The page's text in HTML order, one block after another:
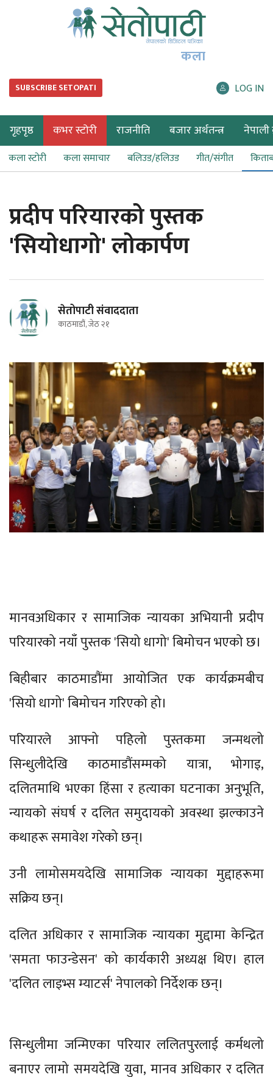
कला
SUBSCRIBE SETOPATI LOG IN
गृहपृष्ठ कभर स्टोरी राजनीति बजार अर्थतन्त्र नेपाली
कला स्टोरी कला समाचार बलिउड/हलिउड गीत/संगीत
प्रदीप परियारको पुस्तक
'सियोधागो' लोकार्पण
सेतोपाटी संवाददाता
काठमाडौं, जेठ २१
मानवअधिकार र सामाजिक न्यायका अभियानी प्रदीप
परियारको नयाँ पुस्तक 'सियो धागो' बिमोचन भएको छ।
बिहीबार काठमाडौंमा आयोजित एक कार्यक्रमबीच
'सियो धागो' बिमोचन गरिएको हो।
परियारले आफ्नो पहिलो पुस्तकमा जन्मथलो
सिन्धुलीदेखि काठमाडौंसम्मको यात्रा, भोगाइ,
दलितमाथि भएका हिंसा र हत्याका घटनाका अनुभूति,
न्यायको संघर्ष र दलित समुदायको अवस्था झल्काउने
कथाहरू समावेश गरेको छन्।
उनी लामोसमयदेखि सामाजिक न्यायका मुद्दाहरूमा
सक्रिय छन्।
दलित अधिकार र सामाजिक न्यायका मुद्दामा केन्द्रित
'समता फाउन्डेसन' को कार्यकारी अध्यक्ष थिए। हाल
'दलित लाइभ्स म्याटर्स' नेपालको निर्देशक छन्।
सिन्धुलीमा जन्मिएका परियार ललितपुरलाई कर्मथलो
बनाएर लामो समयदेखि युवा, मानव अधिकार र दलित